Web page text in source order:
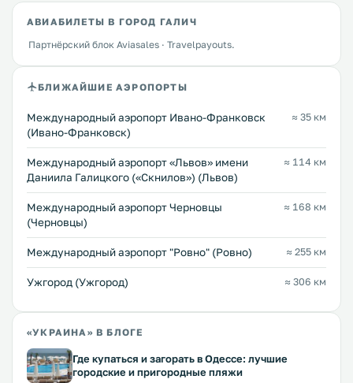
АВИАБИЛЕТЫ В ГОРОД ГАЛИЧ
Партнёрский блок Aviasales · Travelpayouts.
БЛИЖАЙШИЕ АЭРОПОРТЫ
Международный аэропорт Ивано-Франковск
(Ивано-Франковск)
≈ 35 км
Междунарoдный аэропорт «Львов» имени
Даниила Галицкого («Скнилов») (Львов)
≈ 114 км
Международный аэропорт Черновцы
(Черновцы)
≈ 168 км
Междунарoдный аэропорт "Ровно" (Ровно) ≈ 255 км
Ужгород (Ужгород) ≈ 306 км
«УКРАИНА» В БЛОГЕ
Где купаться и загорать в Одессе: лучшие
городские и пригородные пляжи